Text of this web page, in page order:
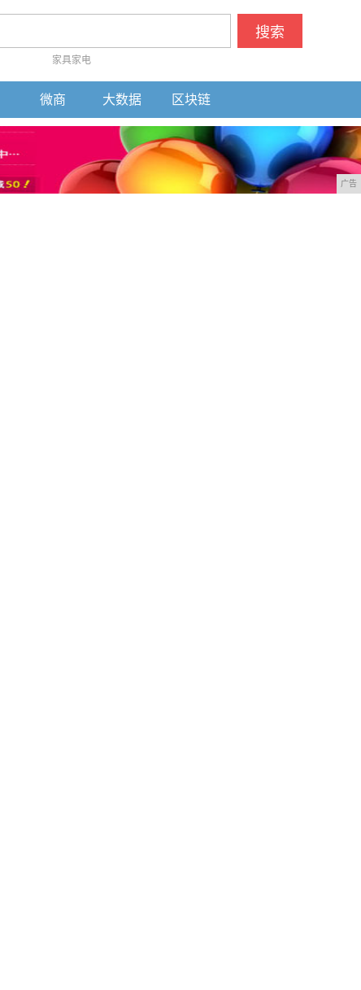
搜索
家具家电
微商 大数据 区块链
广告